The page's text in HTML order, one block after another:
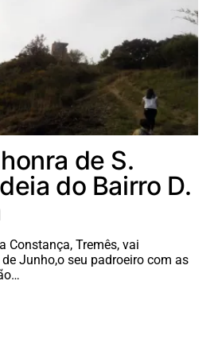
de S.
do Bairro D.
Constança, Tremês, vai
Junho,o seu padroeiro com as